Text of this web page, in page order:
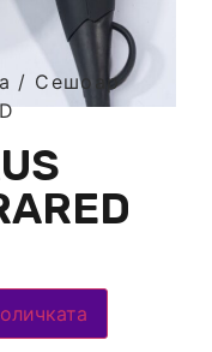
/ Сешоар